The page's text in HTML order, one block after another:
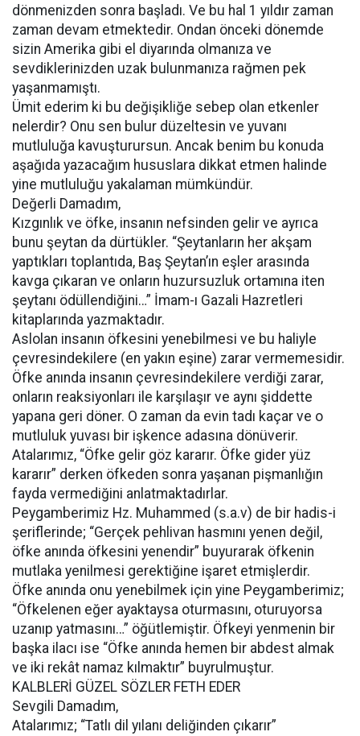
dönmenizden sonra başladı. Ve bu hal 1 yıldır zaman
zaman devam etmektedir. Ondan önceki dönemde
sizin Amerika gibi el diyarında olmanıza ve
sevdiklerinizden uzak bulunmanıza rağmen pek
yaşanmamıştı.
Ümit ederim ki bu değişikliğe sebep olan etkenler
nelerdir? Onu sen bulur düzeltesin ve yuvanı
mutluluğa kavuşturursun. Ancak benim bu konuda
aşağıda yazacağım hususlara dikkat etmen halinde
yine mutluluğu yakalaman mümkündür.
Değerli Damadım,
Kızgınlık ve öfke, insanın nefsinden gelir ve ayrıca
bunu şeytan da dürtükler. “Şeytanların her akşam
yaptıkları toplantıda, Baş Şeytan’ın eşler arasında
kavga çıkaran ve onların huzursuzluk ortamına iten
şeytanı ödüllendiğini…” İmam-ı Gazali Hazretleri
kitaplarında yazmaktadır.
Aslolan insanın öfkesini yenebilmesi ve bu haliyle
çevresindekilere (en yakın eşine) zarar vermemesidir.
Öfke anında insanın çevresindekilere verdiği zarar,
onların reaksiyonları ile karşılaşır ve aynı şiddette
yapana geri döner. O zaman da evin tadı kaçar ve o
mutluluk yuvası bir işkence adasına dönüverir.
Atalarımız, “Öfke gelir göz kararır. Öfke gider yüz
kararır” derken öfkeden sonra yaşanan pişmanlığın
fayda vermediğini anlatmaktadırlar.
Peygamberimiz Hz. Muhammed (s.a.v) de bir hadis-i
şeriflerinde; “Gerçek pehlivan hasmını yenen değil,
öfke anında öfkesini yenendir” buyurarak öfkenin
mutlaka yenilmesi gerektiğine işaret etmişlerdir.
Öfke anında onu yenebilmek için yine Peygamberimiz;
“Öfkelenen eğer ayaktaysa oturmasını, oturuyorsa
uzanıp yatmasını…” öğütlemiştir. Öfkeyi yenmenin bir
başka ilacı ise “Öfke anında hemen bir abdest almak
ve iki rekât namaz kılmaktır” buyrulmuştur.
KALBLERİ GÜZEL SÖZLER FETH EDER
Sevgili Damadım,
Atalarımız; “Tatlı dil yılanı deliğinden çıkarır”